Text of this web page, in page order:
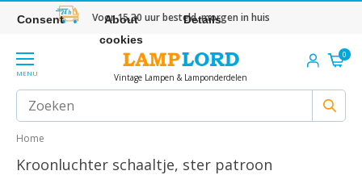
Voor 15.30 uur besteld, morgen in huis
MENU Vintage Lampen & Lamponderdelen
0
Home
Kroonluchter schaaltje, ster patroon
Consent
About
cookies
Details